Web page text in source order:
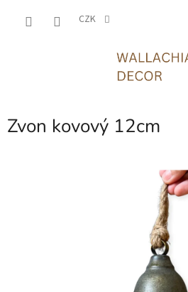
CZK
Zvon kovový 12cm